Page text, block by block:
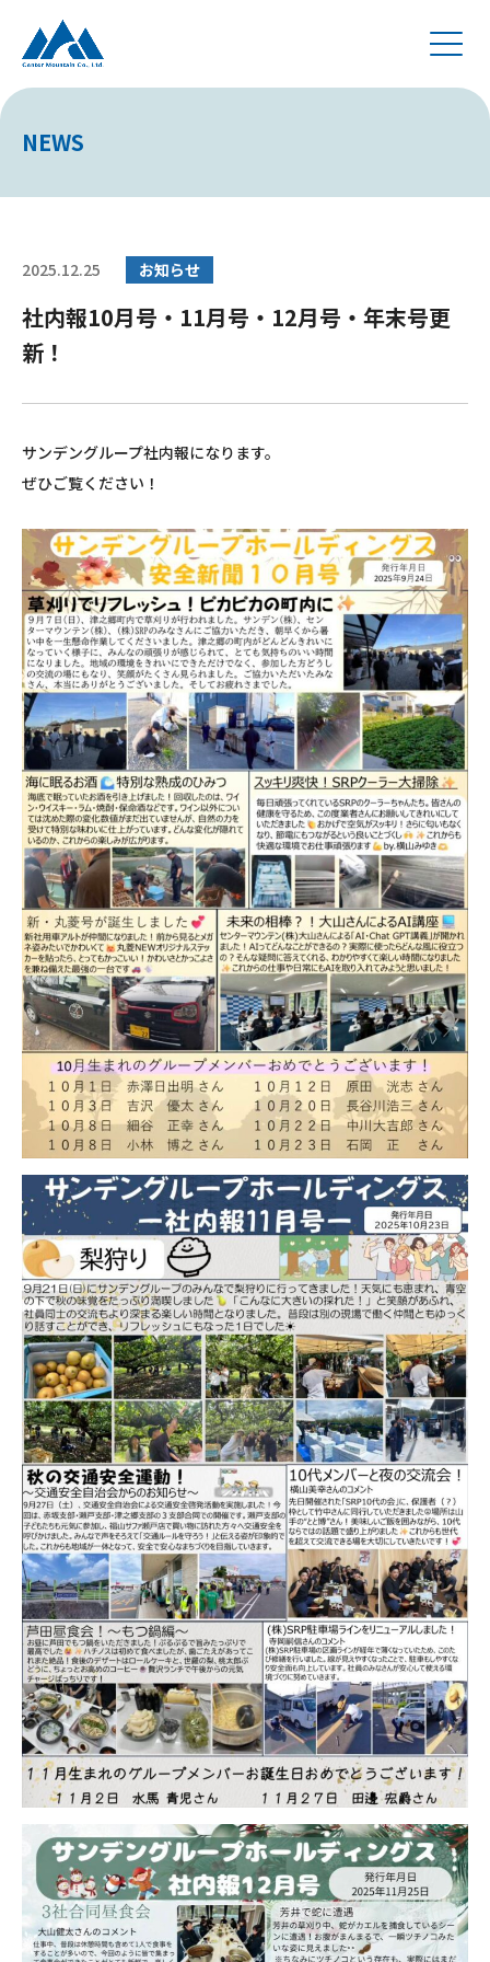
NEWS
2025.12.25 お知らせ
社内報10月号・11月号・12月号・年末号更
新！
サンデングループ社内報になります。
ぜひご覧ください！